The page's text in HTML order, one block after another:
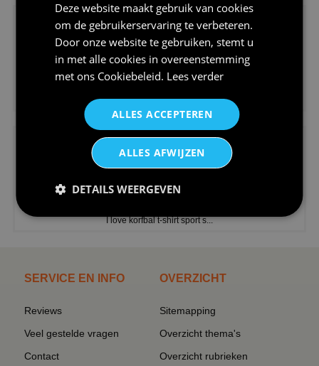
V-hals shirt rood wit blauw st...
I love korfbal t-shirt sport s...
SERVICE EN INFO
Reviews
Veel gestelde vragen
Contact
OVERZICHT
Sitemapping
Overzicht thema's
Overzicht rubrieken
Deze website maakt gebruik van cookies
om de gebruikerservaring te verbeteren.
Door onze website te gebruiken, stemt u
in met alle cookies in overeenstemming
met ons Cookiebeleid. Lees verder
ALLES ACCEPTEREN
ALLES AFWIJZEN
DETAILS WEERGEVEN